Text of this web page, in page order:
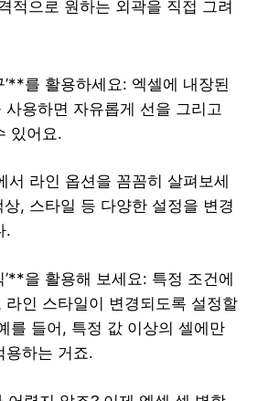
적으로 원하는 외곽을 직접 그려
’**를 활용하세요: 엑셀에 내장된
사용하면 자유롭게 선을 그리고
있어요.
서 라인 옵션을 꼼꼼히 살펴보세
, 스타일 등 다양한 설정을 변경
.
’**을 활용해 보세요: 특정 조건에
라인 스타일이 변경되도록 설정할
를 들어, 특정 값 이상의 셀에만
용하는 거죠.